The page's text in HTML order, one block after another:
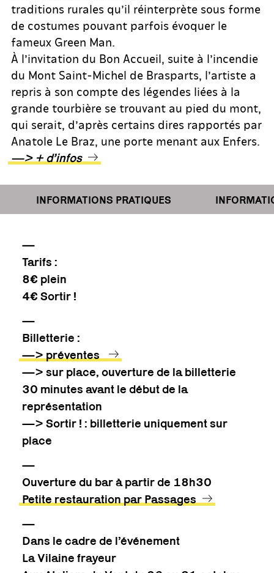
traditions rurales qu’il réinterprète sous forme
de costumes pouvant parfois évoquer le
fameux Green Man.
À l’invitation du Bon Accueil, suite à l’incendie
du Mont Saint-Michel de Brasparts, l’artiste a
repris à son compte des légendes liées à la
grande tourbière se trouvant au pied du mont,
qui serait, d’après certains dires rapportés par
Anatole Le Braz, une porte menant aux Enfers.
—> + d’infos
INFORMATIONS PRATIQUES
—
Tarifs :
8€ plein
4€ Sortir !
—
Billetterie :
—> préventes
—> sur place, ouverture de la billetterie
30 minutes avant le début de la
représentation
—> Sortir ! : billetterie uniquement sur
place
—
Ouverture du bar à partir de 18h30
Petite restauration par Passages
—
Dans le cadre de l’événement
La Vilaine frayeur